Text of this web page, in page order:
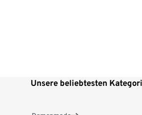
Unsere beliebtesten